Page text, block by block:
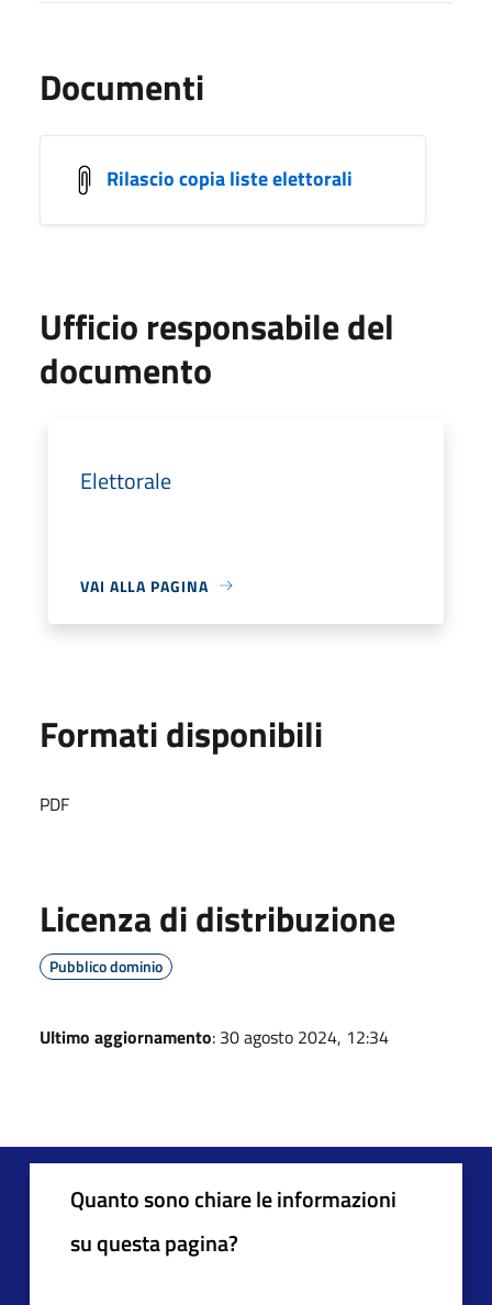
Documenti
Rilascio copia liste elettorali
Ufficio responsabile del
documento
Elettorale
VAI ALLA PAGINA
Formati disponibili
PDF
Licenza di distribuzione
Pubblico dominio
Ultimo aggiornamento: 30 agosto 2024, 12:34
Quanto sono chiare le informazioni
su questa pagina?